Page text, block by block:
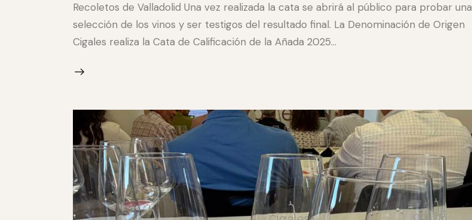
Recoletos de Valladolid Una vez realizada la cata se abrirá al público para probar una
selección de los vinos y ser testigos del resultado final. La Denominación de Origen
Cigales realiza la Cata de Calificación de la Añada 2025…